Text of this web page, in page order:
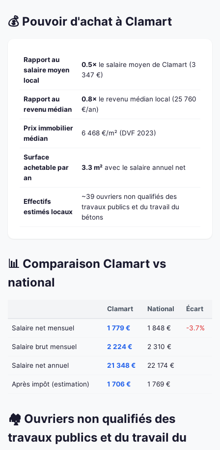
💰 Pouvoir d'achat à Clamart
Rapport au
salaire moyen
local
0.5× le salaire moyen de Clamart (3
347 €)
Rapport au
revenu médian
0.8× le revenu médian local (25 760
€/an)
Prix immobilier
médian
6 468 €/m² (DVF 2023)
Surface
achetable par
an
3.3 m² avec le salaire annuel net
Effectifs
estimés locaux
~39 ouvriers non qualifiés des
travaux publics et du travail du
bétons
📊 Comparaison Clamart vs
national
Clamart National Écart
Salaire net mensuel 1 779 € 1 848 € -3.7%
Salaire brut mensuel 2 224 € 2 310 €
Salaire net annuel 21 348 € 22 174 €
Après impôt (estimation) 1 706 € 1 769 €
🏘️ Ouvriers non qualifiés des
travaux publics et du travail du